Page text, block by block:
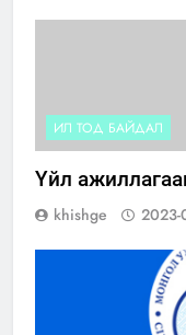
ИЛ ТОД БАЙДАЛ
Үйл
khishge 2023-